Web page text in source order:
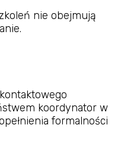
nie obejmują
koordynator w
formalności